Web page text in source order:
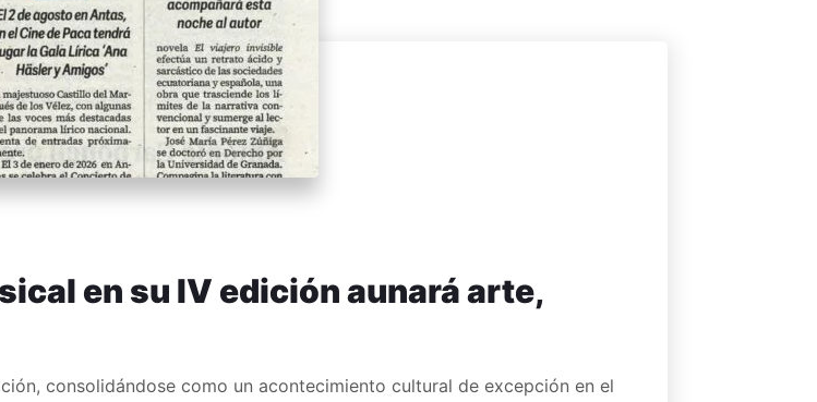
en su IV edición aunará arte,
consolidándose como un acontecimiento cultural de excepción en el